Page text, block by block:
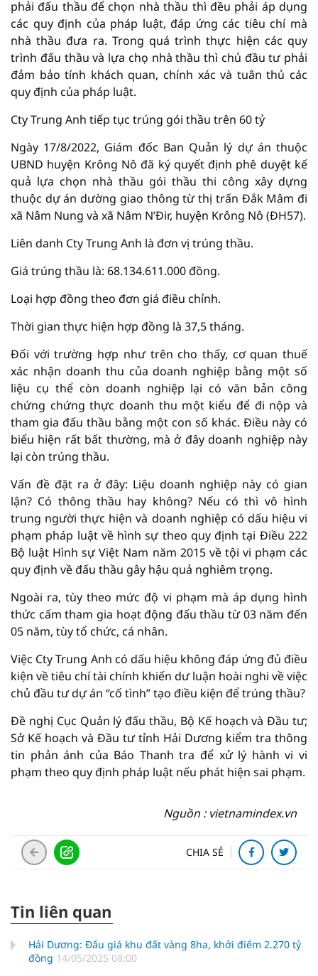
phải đấu thầu để chọn nhà thầu thì đều phải áp dụng
các quy định của pháp luật, đáp ứng các tiêu chí mà
nhà thầu đưa ra. Trong quá trình thực hiện các quy
trình đấu thầu và lựa chọ nhà thầu thì chủ đầu tư phải
đảm bảo tính khách quan, chính xác và tuân thủ các
quy định của pháp luật.
Cty Trung Anh tiếp tục trúng gói thầu trên 60 tỷ
Ngày 17/8/2022, Giám đốc Ban Quản lý dự án thuộc
UBND huyện Krông Nô đã ký quyết định phê duyệt kế
quả lựa chọn nhà thầu gói thầu thi công xây dựng
thuộc dự án dường giao thông từ thị trấn Đắk Mâm đi
xã Nâm Nung và xã Nâm N’Đir, huyện Krông Nô (ĐH57).
Liên danh Cty Trung Anh là đơn vị trúng thầu.
Giá trúng thầu là: 68.134.611.000 đồng.
Loại hợp đồng theo đơn giá điều chỉnh.
Thời gian thực hiện hợp đồng là 37,5 tháng.
Đối với trường hợp như trên cho thấy, cơ quan thuế
xác nhận doanh thu của doanh nghiệp bằng một số
liệu cụ thể còn doanh nghiệp lại có văn bản công
chứng chứng thực doanh thu một kiểu để đi nộp và
tham gia đấu thầu bằng một con số khác. Điều này có
biểu hiện rất bất thường, mà ở đây doanh nghiệp này
lại còn trúng thầu.
Vấn đề đặt ra ở đây: Liệu doanh nghiệp này có gian
lận? Có thông thầu hay không? Nếu có thì vô hình
trung người thực hiện và doanh nghiệp có dấu hiệu vi
phạm pháp luật về hình sự theo quy định tại Điều 222
Bộ luật Hình sự Việt Nam năm 2015 về tội vi phạm các
quy định về đấu thầu gây hậu quả nghiêm trọng.
Ngoài ra, tùy theo mức độ vi phạm mà áp dụng hình
thức cấm tham gia hoạt động đấu thầu từ 03 năm đến
05 năm, tùy tổ chức, cá nhân.
Việc Cty Trung Anh có dấu hiệu không đáp ứng đủ điều
kiện về tiêu chí tài chính khiến dư luận hoài nghi về việc
chủ đầu tư dự án “cố tình” tạo điều kiện để trúng thầu?
Đề nghị Cục Quản lý đấu thầu, Bộ Kế hoạch và Đầu tư;
Sở Kế hoạch và Đầu tư tỉnh Hải Dương kiểm tra thông
tin phản ánh của Báo Thanh tra để xử lý hành vi vi
phạm theo quy định pháp luật nếu phát hiện sai phạm.
Nguồn : vietnamindex.vn
CHIA SẺ
Tin liên quan
Hải Dương: Đấu giá khu đất vàng 8ha, khởi điểm 2.270 tỷ
đồng 14/05/2025 08:00